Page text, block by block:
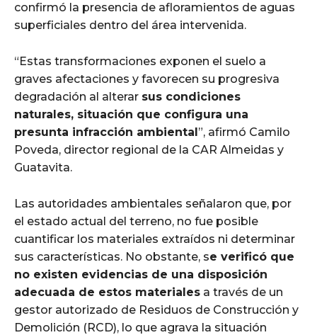
confirmó la presencia de afloramientos de aguas
superficiales dentro del área intervenida.
“Estas transformaciones exponen el suelo a
graves afectaciones y favorecen su progresiva
degradación al alterar sus condiciones
naturales, situación que configura una
presunta infracción ambiental”, afirmó Camilo
Poveda, director regional de la CAR Almeidas y
Guatavita.
Las autoridades ambientales señalaron que, por
el estado actual del terreno, no fue posible
cuantificar los materiales extraídos ni determinar
sus características. No obstante, se verificó que
no existen evidencias de una disposición
adecuada de estos materiales a través de un
gestor autorizado de Residuos de Construcción y
Demolición (RCD), lo que agrava la situación